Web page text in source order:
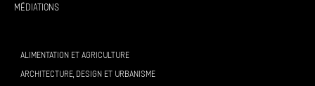
Médiations
ALIMENTATION ET AGRICULTURE
ARCHITECTURE, DESIGN ET URBANISME